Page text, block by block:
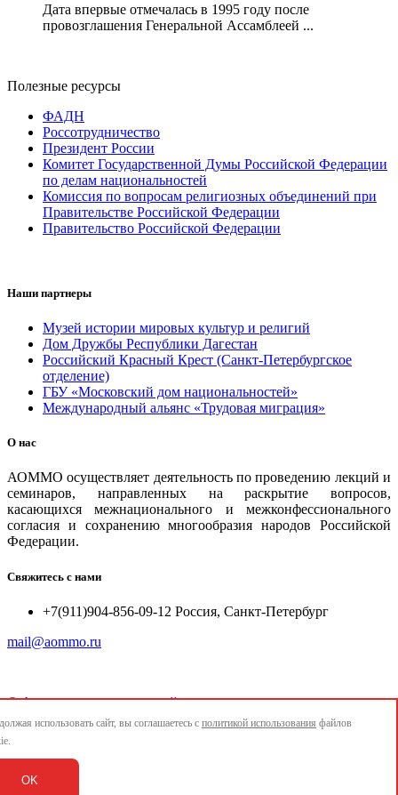
Дата впервые отмечалась в 1995 году после
провозглашения Генеральной Ассамблеей ...
Полезные ресурсы
ФАДН
Россотрудничество
Президент России
Комитет Государственной Думы Российской Федерации
по делам национальностей
Комиссия по вопросам религиозных объединений при
Правительстве Российской Федерации
Правительство Российской Федерации
Наши партнеры
Музей истории мировых культур и религий
Дом Дружбы Республики Дагестан
Российский Красный Крест (Санкт-Петербургское
отделение)
ГБУ «Московский дом национальностей»
Международный альянс «Трудовая миграция»
О нас
АОММО осуществляет деятельность по проведению лекций и
семинаров, направленных на раскрытие вопросов,
касающихся межнационального и межконфессионального
согласия и сохранению многообразия народов Российской
Федерации.
Свяжитесь с нами
+7(911)904-856-09-12 Россия, Санкт-Петербург
mail@aommo.ru
© Ассоциация организаций по реализации национальных
проектов и достижению национальных целей развития
mail@aommo.ru
использовать сайт, вы соглашаетесь с политикой использования файлов
OK